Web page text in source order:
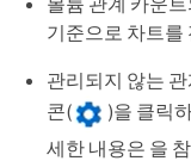
기준으로 차트를
관리되지 않는
콘(
)을 클릭
세한 내용은 을